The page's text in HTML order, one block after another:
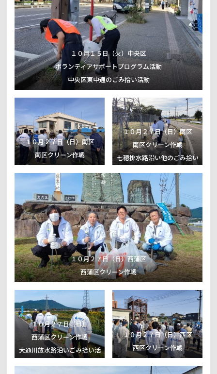
１０月１５日（火）中央区
ボランティアサポートプログラム活動
中央区東中通のごみ拾い活動
１０月２７日（日）南区
南区クリーン作戦
１０月２７日（日）南区
南区クリーン作戦
七穂排水路沿い他のごみ拾い
１０月２７日（日）西蒲区
西蒲区クリーン作戦
１０月２７日（日）
西蒲区クリーン作戦
大通川放水路沿いごみ拾い活
１０月２７日（日）西区
西区クリーン作戦